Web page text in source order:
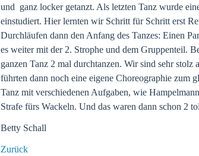
und ganz locker getanzt. Als letzten Tanz wurde
einstudiert. Hier lernten wir Schritt für Schritt erst
Durchläufen dann den Anfang des Tanzes: Einen
es weiter mit der 2. Strophe und dem Gruppenteil.
ganzen Tanz 2 mal durchtanzen. Wir sind sehr
führten dann noch eine eigene Choreographie zum
Tanz mit verschiedenen Aufgaben, wie
Strafe fürs Wackeln. Und das waren dann schon 2
Betty Schall
Zurück